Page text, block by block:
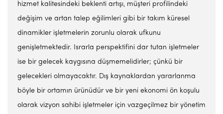
hizmet kalitesindeki beklenti artışı, müşteri profilindeki
değişim ve artan talep eğilimleri gibi bir takım küresel
dinamikler işletmelerin zorunlu olarak ufkunu
genişletmektedir. Israrla perspektifini dar tutan işletmeler
ise bir gelecek kaygısına düşmemelidirler; çünkü bir
gelecekleri olmayacaktır. Dış kaynaklardan yararlanma
böyle bir ortamın ürünüdür ve bir yeni ekonomi ön koşulu
olarak vizyon sahibi işletmeler için vazgeçilmez bir yönetim